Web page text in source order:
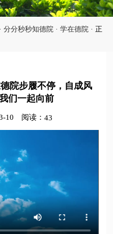
· 分分秒秒知德院 · 学在德院 · 正
院步履不停，自成风
们一起向前
10 阅读： 43